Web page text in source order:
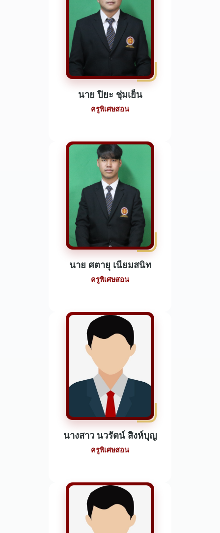
นาย ปิยะ ชุ่มเย็น
ครูพิเศษสอน
นาย ศตายุ เนียมสนิท
ครูพิเศษสอน
นางสาว นวรัตน์ สิงห์บุญ
ครูพิเศษสอน